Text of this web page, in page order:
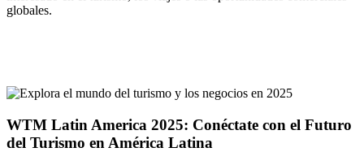
globales.
WTM Latin America 2025: Conéctate con el Futuro
del Turismo en América Latina